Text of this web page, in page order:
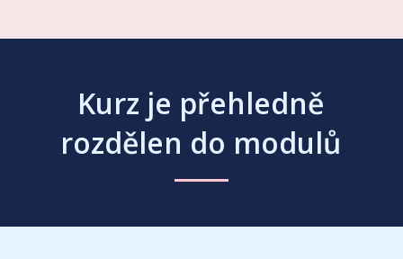
Kurz je přehledně
rozdělen do modulů